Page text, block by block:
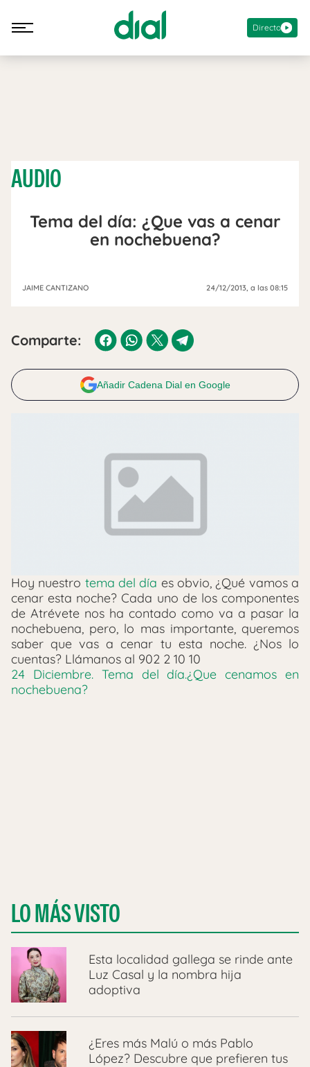
Directo
AUDIO
Tema del día: ¿Que vas a cenar
en nochebuena?
JAIME CANTIZANO 24/12/2013, a las 08:15
Comparte:
Añadir Cadena Dial en Google
Hoy nuestro tema del día es obvio, ¿Qué vamos a
cenar esta noche? Cada uno de los componentes
de Atrévete nos ha contado como va a pasar la
nochebuena, pero, lo mas importante, queremos
saber que vas a cenar tu esta noche. ¿Nos lo
cuentas? Llámanos al 902 2 10 10
24 Diciembre. Tema del día.¿Que cenamos en
nochebuena?
LO MÁS VISTO
Esta localidad gallega se rinde ante
Luz Casal y la nombra hija
adoptiva
¿Eres más Malú o más Pablo
López? Descubre que prefieren tus